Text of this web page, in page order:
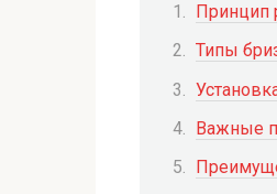
Принцип
Типы
Важные